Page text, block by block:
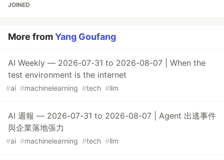
JOINED
More fromYang Goufang
AI Weekly — 2026-07-31 to 2026-08-07 | When the
test environment is the internet
#ai #machinelearning #tech #llm
AI 週報 — 2026-07-31 to 2026-08-07 | Agent 出逃事件
與企業落地張力
#ai #machinelearning #tech #llm